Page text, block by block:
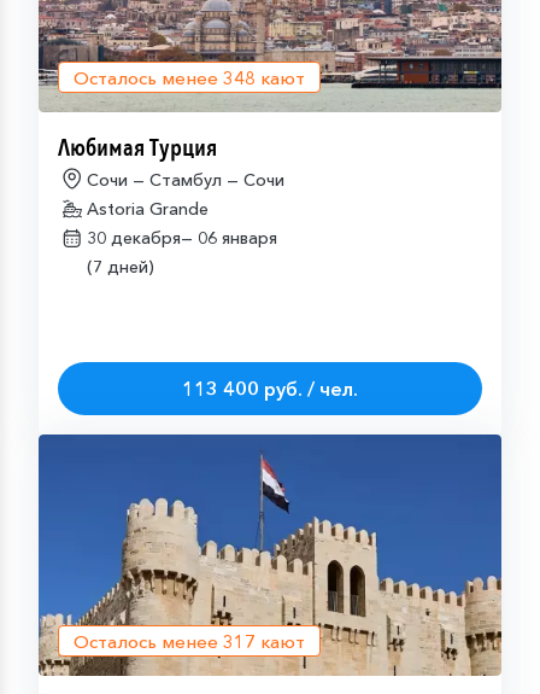
Осталось менее 348 кают
Любимая Турция
Сочи — Стамбул — Сочи
Astoria Grande
30 декабря— 06 января
(7 дней)
113 400 руб. / чел.
Осталось менее 317 кают